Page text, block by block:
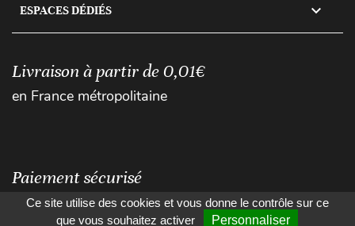
ESPACES DÉDIÉS 
Livraison à partir de 0,01€
en France métropolitaine
Paiement sécurisé
Ce site utilise des cookies et vous donne le contrôle sur ce
que vous souhaitez activer
Personnaliser